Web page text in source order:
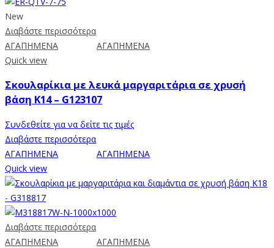
New
Διαβάστε περισσότερα
ΑΓΑΠΗΜΕΝΑ
ΑΓΑΠΗΜΕΝΑ
Quick view
Σκουλαρίκια με λευκά μαργαριτάρια σε χρυσή
βάση Κ14 – G123107
Συνδεθείτε για να δείτε τις τιμές
Διαβάστε περισσότερα
ΑΓΑΠΗΜΕΝΑ
ΑΓΑΠΗΜΕΝΑ
Quick view
Διαβάστε περισσότερα
ΑΓΑΠΗΜΕΝΑ
ΑΓΑΠΗΜΕΝΑ